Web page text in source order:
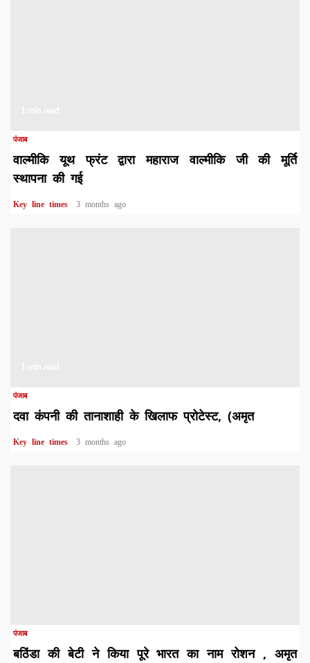
पंजाब
वाल्मीकि यूथ फ्रंट द्वारा महाराज वाल्मीकि जी की मूर्ति
स्थापना की गई
Key line times 3 months ago
पंजाब
दवा कंपनी की तानाशाही के खिलाफ प्रोटेस्ट, (अमृत
Key line times 3 months ago
पंजाब
बठिंडा की बेटी ने किया पूरे भारत का नाम रोशन , अमृत